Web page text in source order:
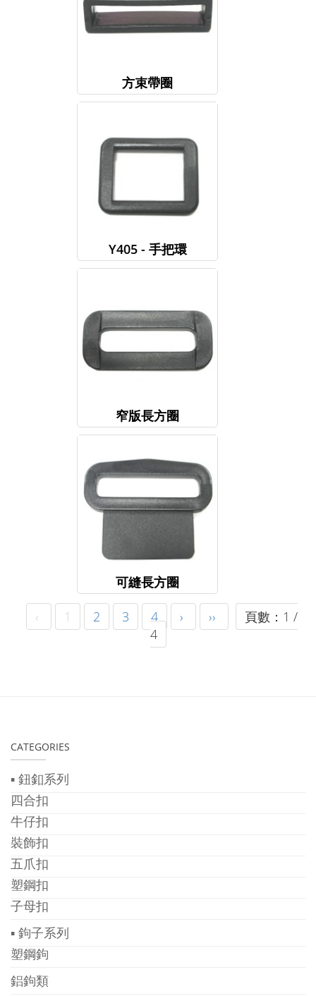
方束帶圈
Y405 - 手把環
窄版長方圈
可縫長方圈
‹ 1 2 3 4 › ››
頁數：1 /
4
CATEGORIES
▪ 鈕釦系列
四合扣
牛仔扣
裝飾扣
五爪扣
塑鋼扣
子母扣
▪ 鉤子系列
塑鋼鉤
鋁鉤類